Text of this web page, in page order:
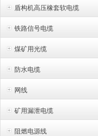
盾构机高压橡套软电缆
铁路信号电缆
煤矿用光缆
防水电缆
网线
矿用漏泄电缆
阻燃电源线